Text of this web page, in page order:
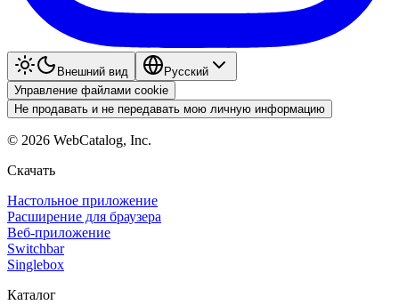
Внешний вид
Pyccкий
Управление файлами cookie
Не продавать и не передавать мою личную информацию
© 2026 WebCatalog, Inc.
Скачать
Настольное приложение
Расширение для браузера
Веб-приложение
Switchbar
Singlebox
Каталог